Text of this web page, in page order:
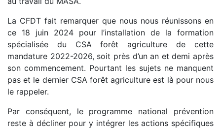
La CFDT fait remarquer que nous nous réunissons en
ce 18 juin 2024 pour l’installation de la formation
spécialisée du CSA forêt agriculture de cette
mandature 2022-2026, soit près d’un an et demi après
son commencement. Pourtant les sujets ne manquent
pas et le dernier CSA forêt agriculture est là pour nous
le rappeler.
Par conséquent, le programme national prévention
reste à décliner pour y intégrer les actions spécifiques